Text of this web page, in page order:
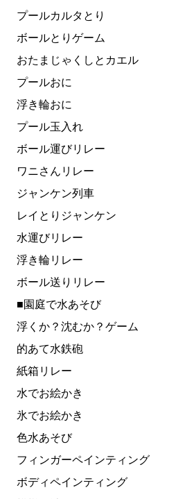
プールカルタとり
ボールとりゲーム
おたまじゃくしとカエル
プールおに
浮き輪おに
プール玉入れ
ボール運びリレー
ワニさんリレー
ジャンケン列車
レイとりジャンケン
水運びリレー
浮き輪リレー
ボール送りリレー
■園庭で水あそび
浮くか？沈むか？ゲーム
的あて水鉄砲
紙箱リレー
水でお絵かき
氷でお絵かき
色水あそび
フィンガーペインティング
ボディペインティング